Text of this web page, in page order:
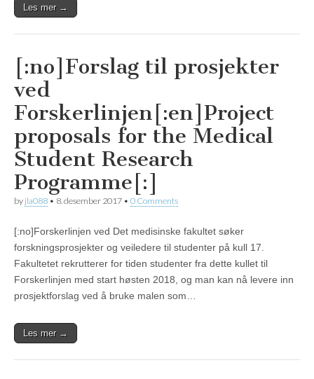
Les mer →
[:no]Forslag til prosjekter
ved
Forskerlinjen[:en]Project
proposals for the Medical
Student Research
Programme[:]
by jla088 • 8. desember 2017 • 0 Comments
[:no]Forskerlinjen ved Det medisinske fakultet søker
forskningsprosjekter og veiledere til studenter på kull 17.
Fakultetet rekrutterer for tiden studenter fra dette kullet til
Forskerlinjen med start høsten 2018, og man kan nå levere inn
prosjektforslag ved å bruke malen som…
Les mer →